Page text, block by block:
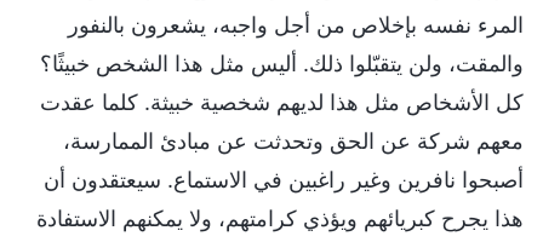
المرء نفسه بإخلاص من أجل واجبه، يشعرون بالنفور
والمقت، ولن يتقبّلوا ذلك. أليس مثل هذا الشخص خبيثًا؟
كل الأشخاص مثل هذا لديهم شخصية خبيثة. كلما عقدت
معهم شركة عن الحق وتحدثت عن مبادئ الممارسة،
أصبحوا نافرين وغير راغبين في الاستماع. سيعتقدون أن
هذا يجرح كبريائهم ويؤذي كرامتهم، ولا يمكنهم الاستفادة